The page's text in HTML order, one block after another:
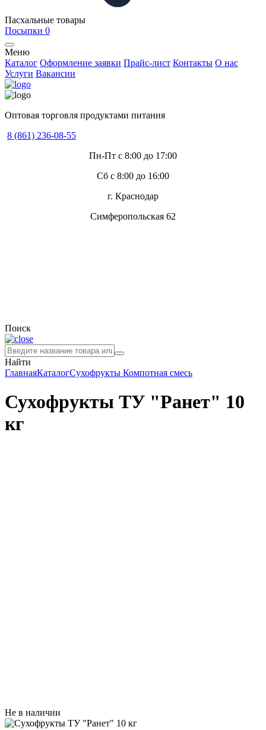
Пасхальные товары
Посыпки 0
Меню
Каталог Оформление заявки Прайс-лист Контакты О нас
Услуги Вакансии
Оптовая торговля продуктами питания
8 (861) 236-08-55
Пн-Пт с 8:00 до 17:00
Сб с 8:00 до 16:00
г. Краснодар
Симферопольская 62
Поиск
Найти
ГлавнаяКаталогСухофрукты Компотная смесь
Сухофрукты ТУ "Ранет" 10
кг
Не в наличии